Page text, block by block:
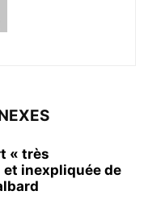
« très
inexpliquée de